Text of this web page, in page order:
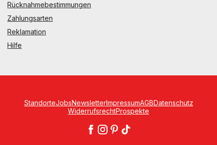
Rücknahmebestimmungen
Zahlungsarten
Reklamation
Hilfe
StandorteJobsNewsletterImpressumAGBDatenschutz
WiderrufsrechtProspekte